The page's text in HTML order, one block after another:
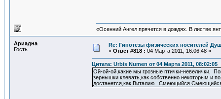
«Осенний Ангел прячется в дождях. В листве
Ариадна
Гость
Re: Гипотезы физических носителей
« Ответ #818 : 04 Марта 2011, 16:06:48 »
Цитата: Urbis Numen от 04 Марта 2011, 08:02:05
Ой-ой-ой,какие мы грозные птички-невелички,
зернышки клевать,как собственно некоторым
достанется,как Виталию. Смеющийся